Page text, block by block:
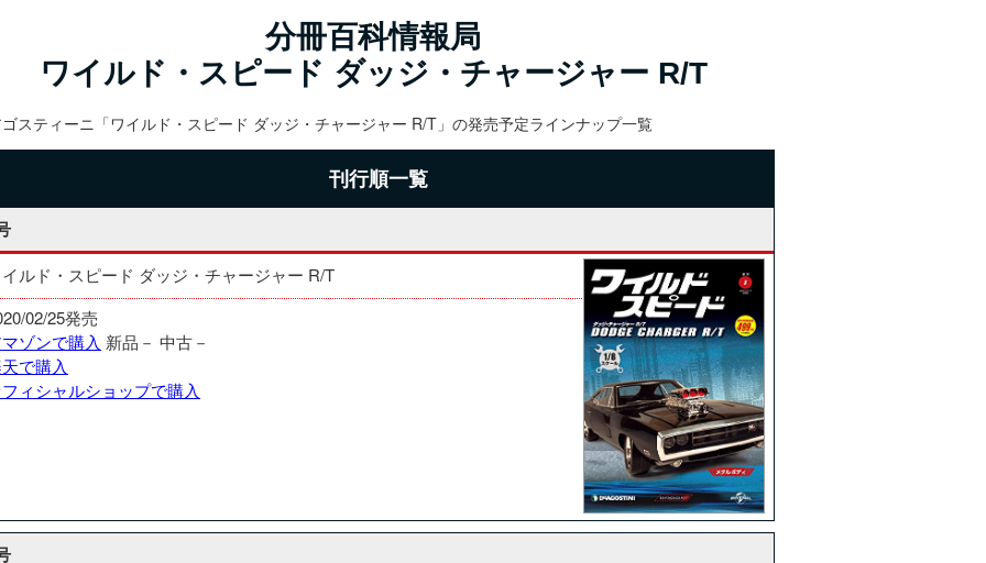
分冊百科情報局
ワイルド・スピード ダッジ・チャージャー R/T
スティーニ「ワイルド・スピード ダッジ・チャージャー R/T」の発売予定ラインナップ一覧
刊行順一覧
ルド・スピード ダッジ・チャージャー R/T
02/25発売
ゾンで購入 新品－ 中古－
で購入
ィシャルショップで購入